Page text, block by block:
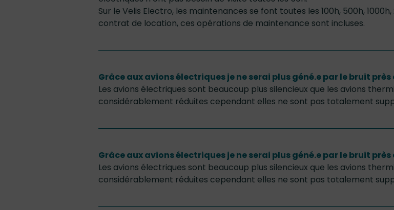
Sur le Velis Electro, les maintenances se font toutes les 100h, 500h,
contrat de location, ces opérations de maintenance sont incluses.
Grâce aux avions électriques je ne serai plus géné.e par le bruit près
Les avions électriques sont beaucoup plus silencieux que les avions
considérablement réduites cependant elles ne sont pas totalement
Grâce aux avions électriques je ne serai plus géné.e par le bruit près
Les avions électriques sont beaucoup plus silencieux que les avions
considérablement réduites cependant elles ne sont pas totalement